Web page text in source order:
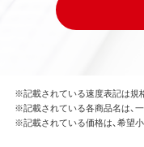
※記載されている速度表記は規
※記載されている各商品名は、
※記載されている価格は、希望小